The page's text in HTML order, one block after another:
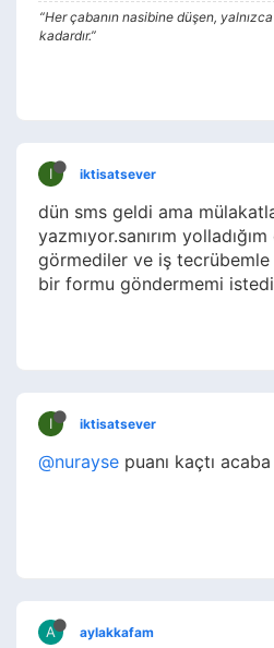
“Her çabanın nasibine düşen,
kadardır.”
I iktisatsever
dün sms geldi ama
yazmıyor.sanırım
görmediler ve iş tecrübemle
bir formu göndermemi
I iktisatsever
@nurayse puanı kaçtı acaba
A aylakkafam